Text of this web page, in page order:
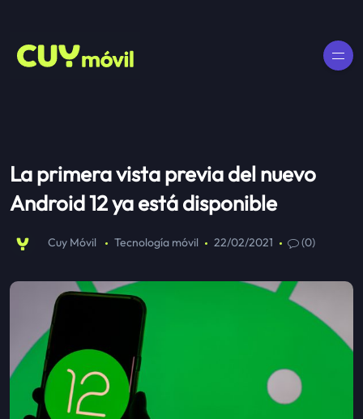
La primera vista previa del nuevo
Android 12 ya está disponible
Cuy Móvil Tecnología móvil 22/02/2021 (0)